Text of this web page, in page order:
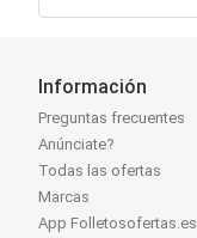
Información
Preguntas frecuentes
Anúnciate?
Todas las ofertas
Marcas
App Folletosofertas.es